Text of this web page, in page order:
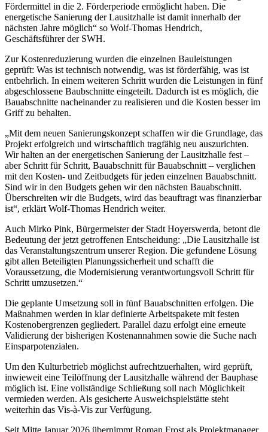
Fördermittel in die 2. Förderperiode ermöglicht haben. Die
energetische Sanierung der Lausitzhalle ist damit innerhalb der
nächsten Jahre möglich“ so Wolf-Thomas Hendrich,
Geschäftsführer der SWH.
Zur Kostenreduzierung wurden die einzelnen Bauleistungen
geprüft: Was ist technisch notwendig, was ist förderfähig, was ist
entbehrlich. In einem weiteren Schritt wurden die Leistungen in fünf
abgeschlossene Baubschnitte eingeteilt. Dadurch ist es möglich, die
Bauabschnitte nacheinander zu realisieren und die Kosten besser im
Griff zu behalten.
„Mit dem neuen Sanierungskonzept schaffen wir die Grundlage, das
Projekt erfolgreich und wirtschaftlich tragfähig neu auszurichten.
Wir halten an der energetischen Sanierung der Lausitzhalle fest –
aber Schritt für Schritt, Bauabschnitt für Bauabschnitt – verglichen
mit den Kosten- und Zeitbudgets für jeden einzelnen Bauabschnitt.
Sind wir in den Budgets gehen wir den nächsten Bauabschnitt.
Überschreiten wir die Budgets, wird das beauftragt was finanzierbar
ist“, erklärt Wolf-Thomas Hendrich weiter.
Auch Mirko Pink, Bürgermeister der Stadt Hoyerswerda, betont die
Bedeutung der jetzt getroffenen Entscheidung: „Die Lausitzhalle ist
das Veranstaltungszentrum unserer Region. Die gefundene Lösung
gibt allen Beteiligten Planungssicherheit und schafft die
Voraussetzung, die Modernisierung verantwortungsvoll Schritt für
Schritt umzusetzen.“
Die geplante Umsetzung soll in fünf Bauabschnitten erfolgen. Die
Maßnahmen werden in klar definierte Arbeitspakete mit festen
Kostenobergrenzen gegliedert. Parallel dazu erfolgt eine erneute
Validierung der bisherigen Kostenannahmen sowie die Suche nach
Einsparpotenzialen.
Um den Kulturbetrieb möglichst aufrechtzuerhalten, wird geprüft,
inwieweit eine Teilöffnung der Lausitzhalle während der Bauphase
möglich ist. Eine vollständige Schließung soll nach Möglichkeit
vermieden werden. Als gesicherte Ausweichspielstätte steht
weiterhin das Vis-à-Vis zur Verfügung.
Seit Mitte Januar 2026 übernimmt Roman Frost als Projektmanager